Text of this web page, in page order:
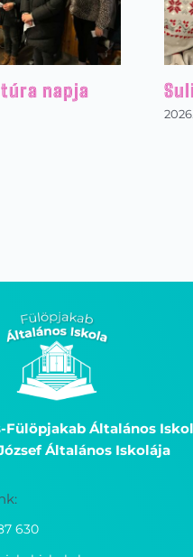
napja
Fülöpjakab Általános
Általános Iskolája
630